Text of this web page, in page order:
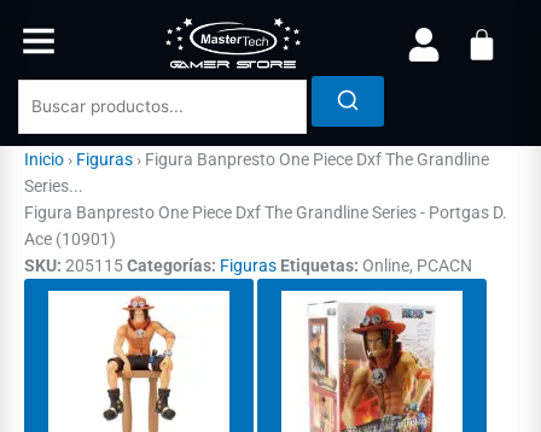
Inicio › Figuras › Figura Banpresto One Piece Dxf The Grandline
Series...
Figura Banpresto One Piece Dxf The Grandline Series - Portgas D.
Ace (10901)
SKU: 205115Categorías: Figuras Etiquetas: Online, PCACN